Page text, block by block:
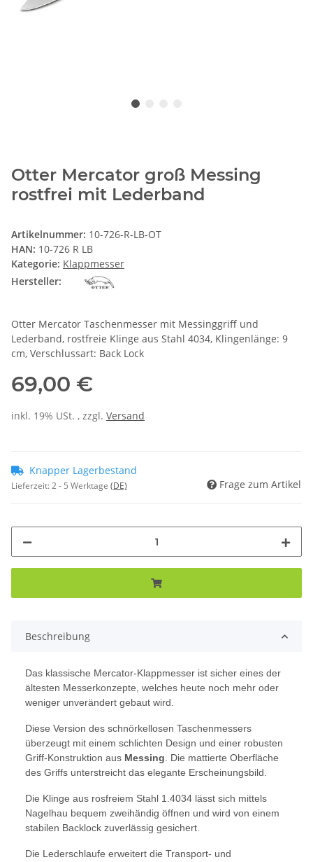
Otter Mercator groß Messing
rostfrei mit Lederband
Artikelnummer: 10-726-R-LB-OT
HAN: 10-726 R LB
Kategorie: Klappmesser
Hersteller:
Otter Mercator Taschenmesser mit Messinggriff und
Lederband, rostfreie Klinge aus Stahl 4034, Klingenlänge: 9
cm, Verschlussart: Back Lock
69,00 €
inkl. 19% USt. , zzgl. Versand
Knapper Lagerbestand
Lieferzeit:2 - 5 Werktage (DE) Frage zum Artikel
Beschreibung
Das klassische Mercator-Klappmesser ist sicher eines der
ältesten Messerkonzepte, welches heute noch mehr oder
weniger unverändert gebaut wird.
Diese Version des schnörkellosen Taschenmessers
überzeugt mit einem schlichten Design und einer robusten
Griff-Konstruktion aus Messing. Die mattierte Oberfläche
des Griffs unterstreicht das elegante Erscheinungsbild.
Die Klinge aus rosfreiem Stahl 1.4034 lässt sich mittels
Nagelhau bequem zweihändig öffnen und wird von einem
stabilen Backlock zuverlässig gesichert.
Die Lederschlaufe erweitert die Transport- und